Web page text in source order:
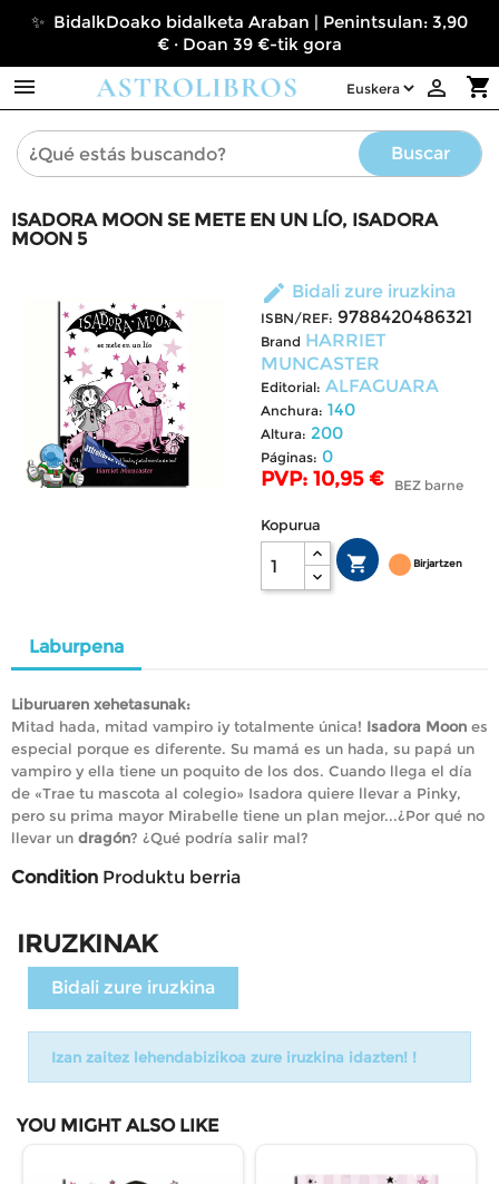
✨ BidalkDoako bidalketa Araban | Penintsulan: 3,90
€ · Doan 39 €-tik gora
 shopping_cart

Buscar
ISADORA MOON SE METE EN UN LÍO, ISADORA
MOON 5
edit Bidali zure iruzkina
ISBN/REF: 9788420486321
Brand HARRIET
MUNCASTER
Editorial: ALFAGUARA
Anchura: 140
Altura: 200
Páginas: 0
PVP: 10,95 € BEZ barne
Kopurua
 Birjartzen
Laburpena
Liburuaren xehetasunak:
Mitad hada, mitad vampiro ¡y totalmente única! Isadora Moon es
especial porque es diferente. Su mamá es un hada, su papá un
vampiro y ella tiene un poquito de los dos. Cuando llega el día
de «Trae tu mascota al colegio» Isadora quiere llevar a Pinky,
pero su prima mayor Mirabelle tiene un plan mejor...¿Por qué no
llevar un dragón? ¿Qué podría salir mal?
Condition Produktu berria
IRUZKINAK
Bidali zure iruzkina
Izan zaitez lehendabizikoa zure iruzkina idazten! !
YOU MIGHT ALSO LIKE